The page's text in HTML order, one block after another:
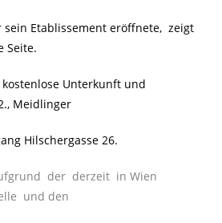
Etablissement eröffnete, zeigt
Seite.
Unterkunft und
Meidlinger
Hilschergasse 26.
der derzeit in Wien
und den